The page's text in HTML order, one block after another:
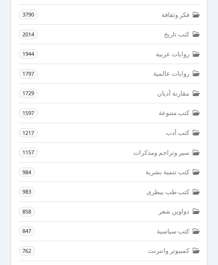
فكر وثقافة 3790
كتب تاريخ 2014
روايات عربية 1944
روايات عالمية 1797
مقارنة أديان 1729
كتب متنوعة 1597
كتب أدب 1217
سير وتراجم ومذكرات 1157
كتب تنمية بشرية 984
كتب طب بيطرى 983
دواوين شعر 858
كتب سياسية 847
كمبيوتر وانترنت 762